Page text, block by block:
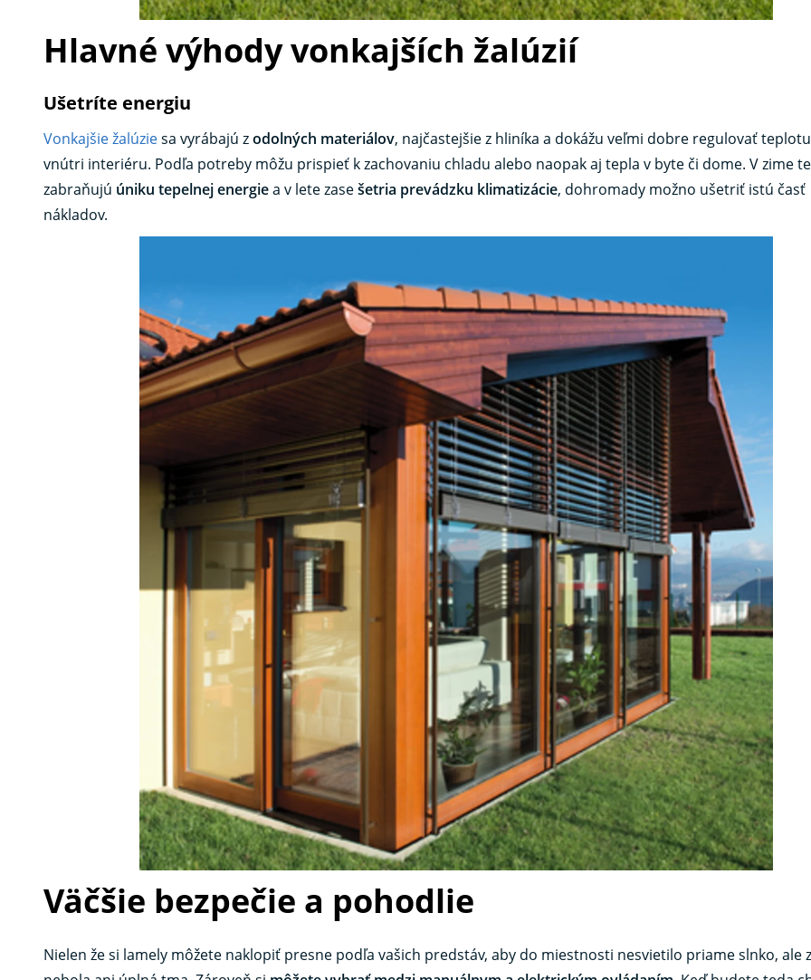
Hlavné výhody vonkajších žalúzií
Ušetríte energiu
Vonkajšie žalúziesa vyrábajú zodolných materiálov, najčastejšie z hliníka a dokážu veľmi dobre regulovať
vnútri interiéru. Podľa potreby môžu prispieť k zachovaniu chladu alebo naopak aj tepla v byte či dome. V zime
zabraňujú úniku tepelnej energiea v lete zasešetria prevádzku klimatizácie, dohromady možno ušetriť istú časť
nákladov.
Väčšie bezpečie a pohodlie
Nielen že si lamely môžete naklopiť presne podľa vašich predstáv, aby do miestnosti nesvietilo priame slnko, ale